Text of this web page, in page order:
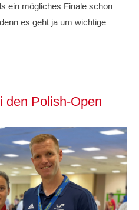
ein mögliches Finale schon
es geht ja um wichtige
den Polish-Open